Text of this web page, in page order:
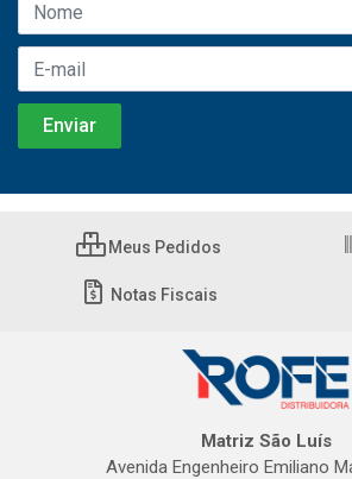
Meus Pedidos
Notas Fiscais
Matriz São Luís
Avenida Engenheiro Emiliano